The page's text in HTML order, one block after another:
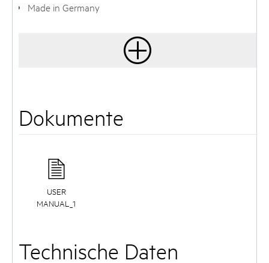
Made in Germany
Dokumente
USER
MANUAL_1
Technische Daten